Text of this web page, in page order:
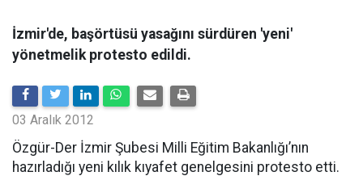
İzmir'de, başörtüsü yasağını sürdüren 'yeni'
yönetmelik protesto edildi.
03 Aralık 2012
Özgür-Der İzmir Şubesi Milli Eğitim Bakanlığı’nın
hazırladığı yeni kılık kıyafet genelgesini protesto etti.